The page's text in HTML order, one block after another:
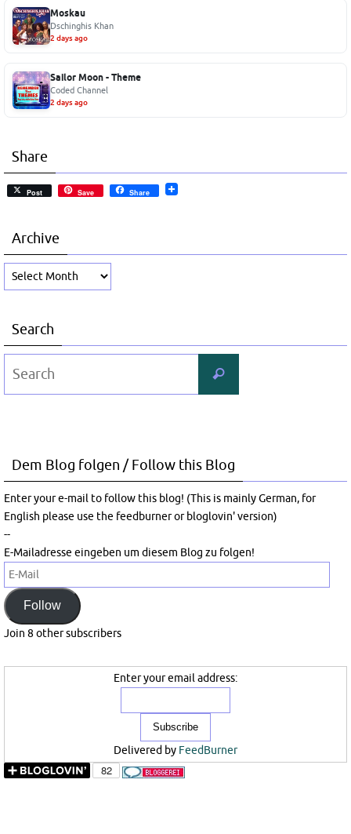
Moskau
Dschinghis Khan
2 days ago
Sailor Moon - Theme
Coded Channel
2 days ago
Share
Post Save Share
Archive
Archive
Search
Search
Dem Blog folgen / Follow this Blog
Enter your e-mail to follow this blog! (This is mainly German, for
English please use the feedburner or bloglovin' version)
--
E-Mailadresse eingeben um diesem Blog zu folgen!
E-
Mail
Follow
Join 8 other subscribers
Enter your email address:
Delivered by FeedBurner